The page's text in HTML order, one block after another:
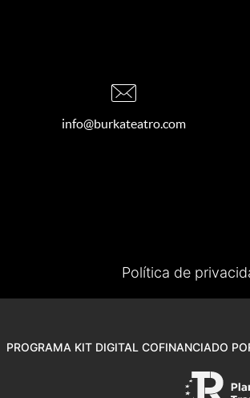
info@burkateatro.com
Política de
PROGRAMA KIT DIGITAL COFINANCIADO